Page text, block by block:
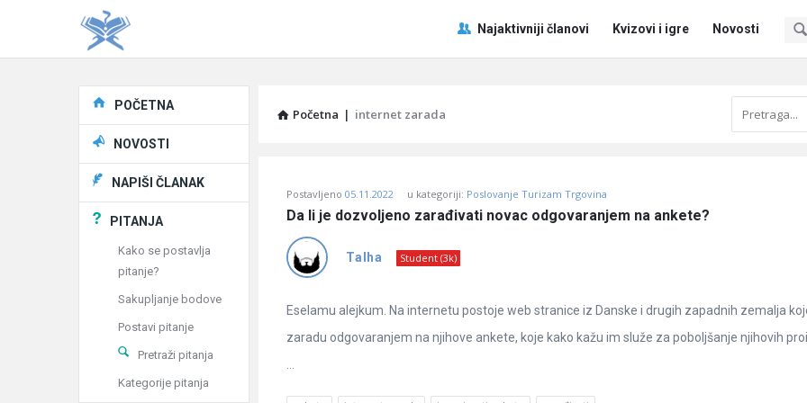
Pitaj
Učene
Najaktivniji članovi Kvizovi i igre Novosti
Početna | internet zarada
Učene
Latest
Pitanja
Postavljeno 05.11.2022 u kategoriji: Poslovanje Turizam Trgovina
Da li je dozvoljeno zarađivati novac odgovaranjem na ankete?
Talha Student (3k)
Eselamu alejkum. Na internetu postoje web stranice iz Danske i drugih zapadnih zemalja
zaradu odgovaranjem na njihove ankete, koje kako kažu im služe za poboljšanje njihovih
Explore
POČETNA
NOVOSTI
NAPIŠI ČLANAK
PITANJA
Kako se postavlja
pitanje?
Sakupljanje bodove
Postavi pitanje
Pretraži pitanja
Kategorije pitanja